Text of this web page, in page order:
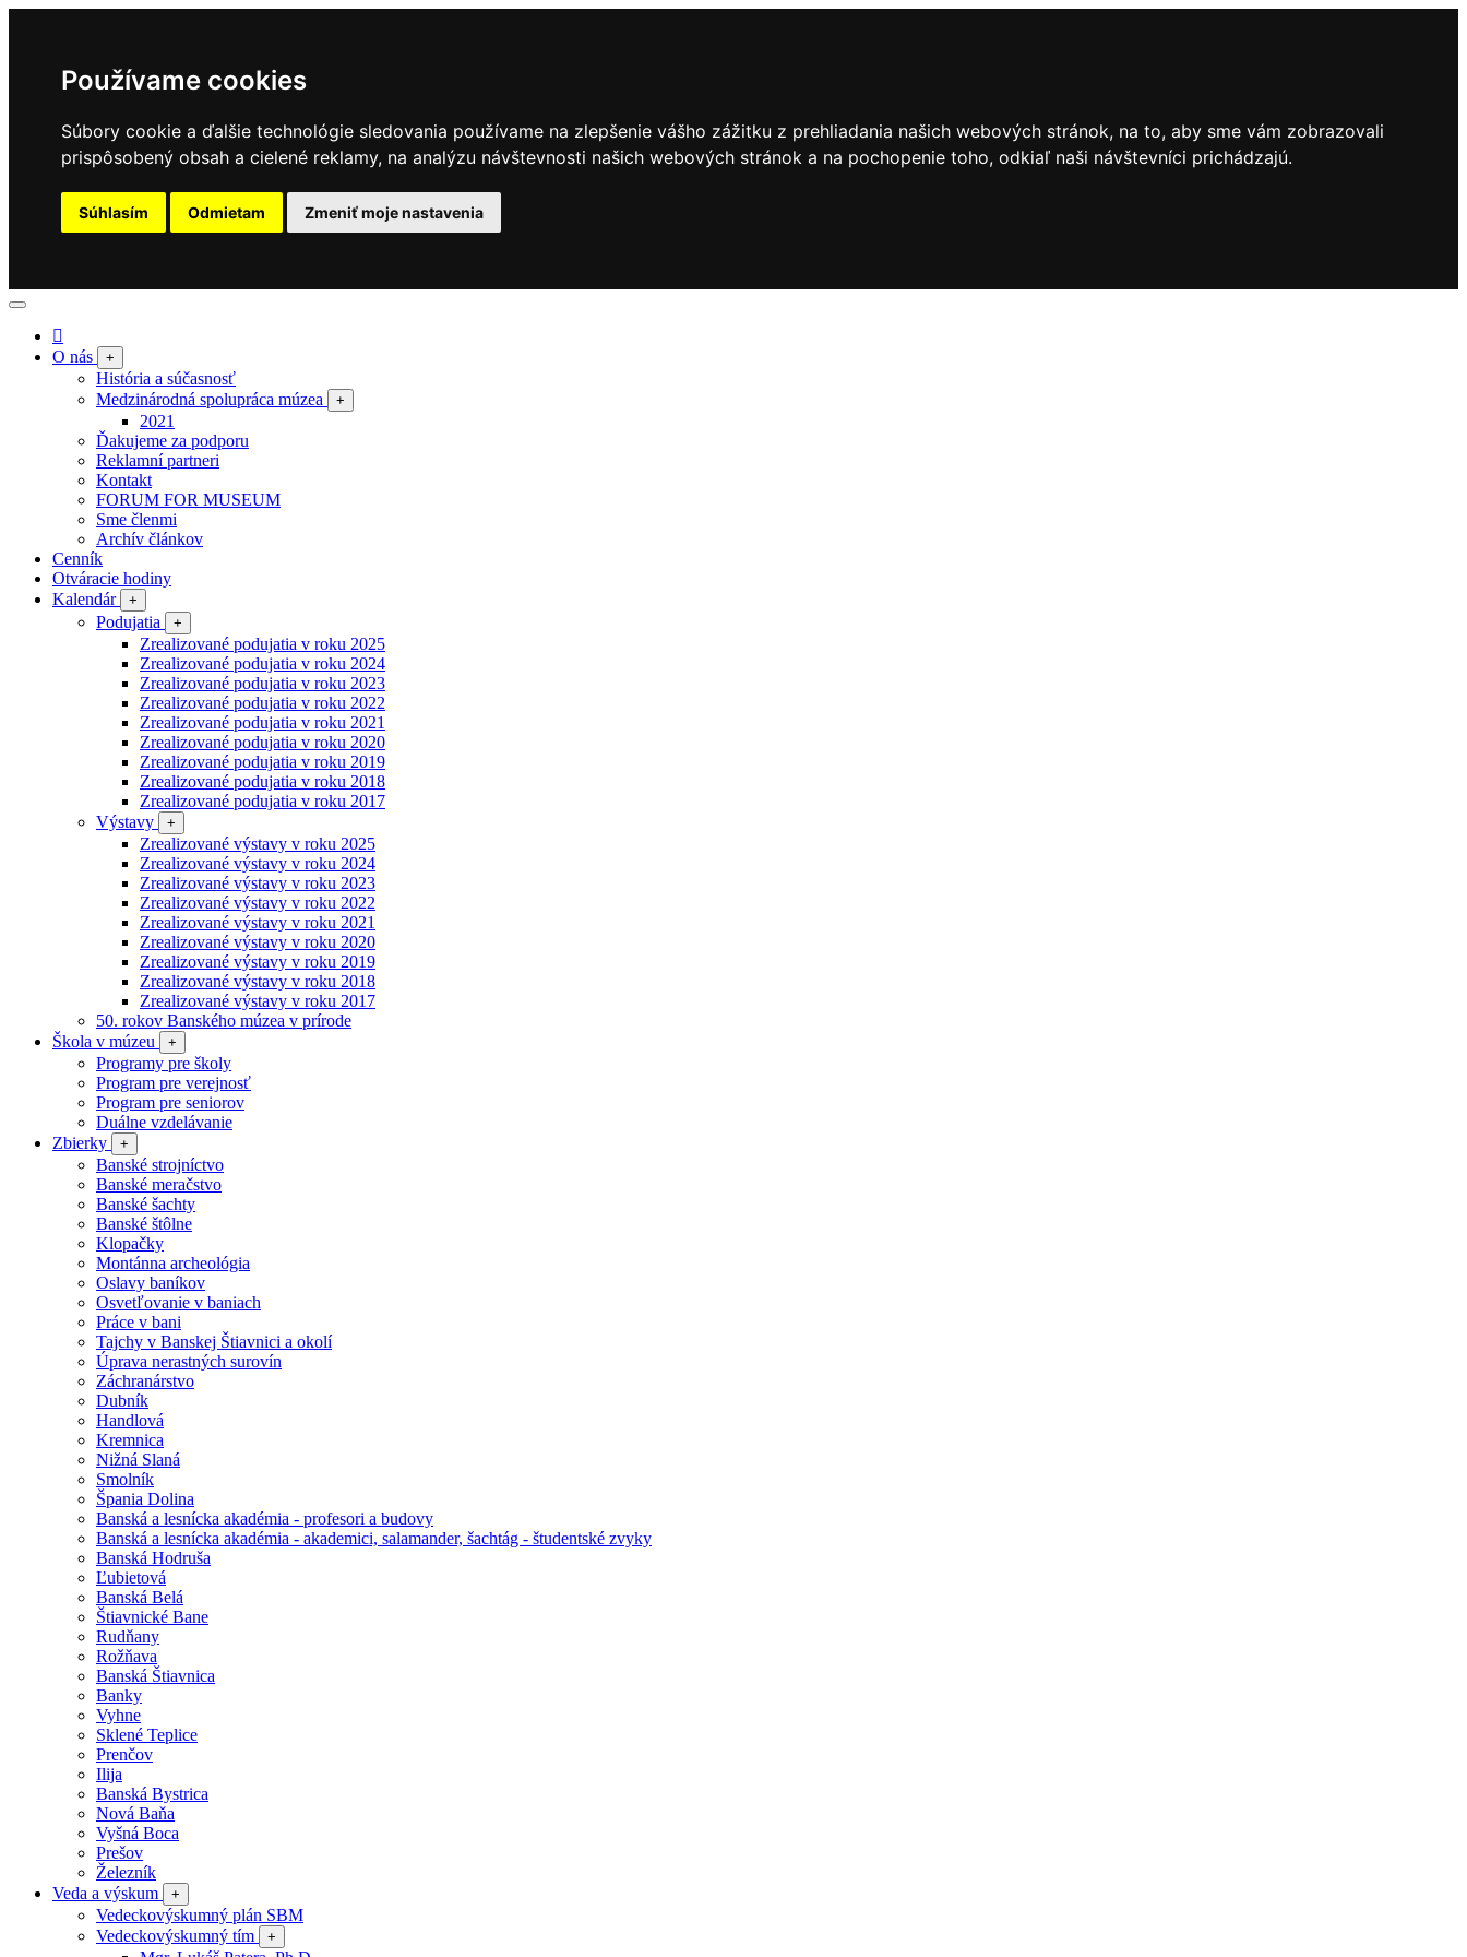
Používame cookies
Súbory cookie a ďalšie technológie sledovania používame na zlepšenie vášho zážitku z prehliadania našich webových stránok, na to, aby sme vám zobrazovali
prispôsobený obsah a cielené reklamy, na analýzu návštevnosti našich webových stránok a na pochopenie toho, odkiaľ naši návštevníci prichádzajú.
Súhlasím Odmietam Zmeniť moje nastavenia
O nás +
História a súčasnosť
Medzinárodná spolupráca múzea
+
2021
Ďakujeme za podporu
Reklamní partneri
Kontakt
FORUM FOR MUSEUM
Sme členmi
Archív článkov
Cenník
Otváracie hodiny
Kalendár
+
Podujatia +
Zrealizované podujatia v roku 2025
Zrealizované podujatia v roku 2024
Zrealizované podujatia v roku 2023
Zrealizované podujatia v roku 2022
Zrealizované podujatia v roku 2021
Zrealizované podujatia v roku 2020
Zrealizované podujatia v roku 2019
Zrealizované podujatia v roku 2018
Zrealizované podujatia v roku 2017
Výstavy
+
Zrealizované výstavy v roku 2025
Zrealizované výstavy v roku 2024
Zrealizované výstavy v roku 2023
Zrealizované výstavy v roku 2022
Zrealizované výstavy v roku 2021
Zrealizované výstavy v roku 2020
Zrealizované výstavy v roku 2019
Zrealizované výstavy v roku 2018
Zrealizované výstavy v roku 2017
50. rokov Banského múzea v prírode
Škola v múzeu
+
Programy pre školy
Program pre verejnosť
Program pre seniorov
Duálne vzdelávanie
Zbierky
+
Banské strojníctvo
Banské meračstvo
Banské šachty
Banské štôlne
Klopačky
Montánna archeológia
Oslavy baníkov
Osvetľovanie v baniach
Práce v bani
Tajchy v Banskej Štiavnici a okolí
Úprava nerastných surovín
Záchranárstvo
Dubník
Handlová
Kremnica
Nižná Slaná
Smolník
Špania Dolina
Banská a lesnícka akadémia - profesori a budovy
Banská a lesnícka akadémia - akademici, salamander, šachtág - študentské zvyky
Banská Hodruša
Ľubietová
Banská Belá
Štiavnické Bane
Rudňany
Rožňava
Banská Štiavnica
Banky
Vyhne
Sklené Teplice
Prenčov
Ilija
Banská Bystrica
Nová Baňa
Vyšná Boca
Prešov
Železník
Veda a výskum
+
Vedeckovýskumný plán SBM
Vedeckovýskumný tím
+